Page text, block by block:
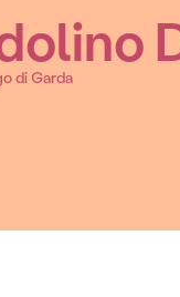
di Garda